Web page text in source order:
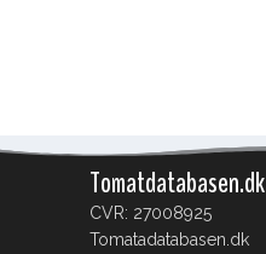
Tomatdatabasen.dk
CVR: 27008925
Tomatadatabasen.dk